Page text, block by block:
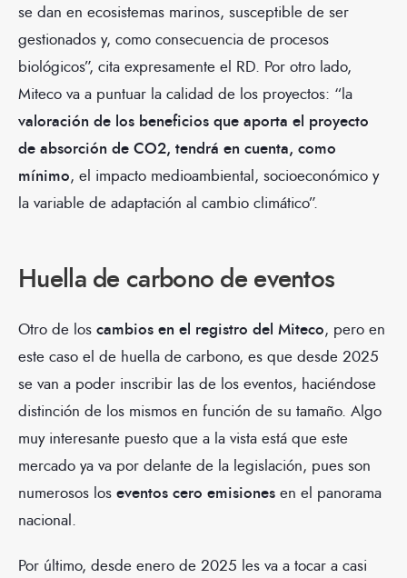
se dan en ecosistemas marinos, susceptible de ser
gestionados y, como consecuencia de procesos
biológicos”, cita expresamente el RD. Por otro lado,
Miteco va a puntuar la calidad de los proyectos: “la
valoración de los beneficios que aporta el proyecto
de absorción de CO2, tendrá en cuenta, como
mínimo, el impacto medioambiental, socioeconómico y
la variable de adaptación al cambio climático”.
Huella de carbono de eventos
Otro de los cambios en el registro del Miteco, pero en
este caso el de huella de carbono, es que desde 2025
se van a poder inscribir las de los eventos, haciéndose
distinción de los mismos en función de su tamaño. Algo
muy interesante puesto que a la vista está que este
mercado ya va por delante de la legislación, pues son
numerosos los eventos cero emisiones en el panorama
nacional.
Por último, desde enero de 2025 les va a tocar a casi